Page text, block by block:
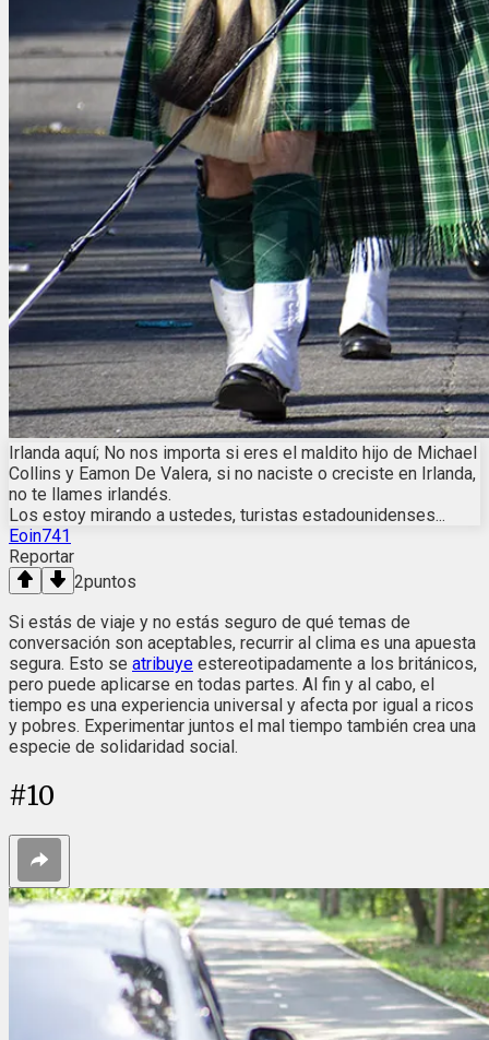
Irlanda aquí; No nos importa si eres el maldito hijo de Michael
Collins y Eamon De Valera, si no naciste o creciste en Irlanda,
no te llames irlandés.
Los estoy mirando a ustedes, turistas estadounidenses...
Eoin741
Reportar
2puntos
Si estás de viaje y no estás seguro de qué temas de
conversación son aceptables, recurrir al clima es una apuesta
segura. Esto se atribuye estereotipadamente a los británicos,
pero puede aplicarse en todas partes. Al fin y al cabo, el
tiempo es una experiencia universal y afecta por igual a ricos
y pobres. Experimentar juntos el mal tiempo también crea una
especie de solidaridad social.
#10